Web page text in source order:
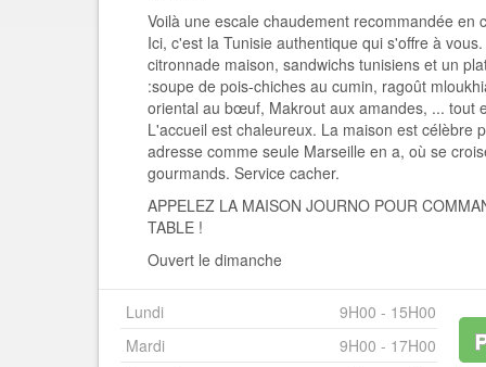
Voilà une escale chaudement recommandée en
Ici, c'est la Tunisie authentique qui s'offre à
citronnade maison, sandwichs tunisiens et un
:soupe de pois-chiches au cumin, ragoût
oriental au bœuf, Makrout aux amandes, ... tout
L'accueil est chaleureux. La maison est célèbre
adresse comme seule Marseille en a, où se
gourmands. Service cacher.
APPELEZ LA MAISON JOURNO POUR
TABLE !
Ouvert le dimanche
Lundi
9H00 - 15H00
Mardi
9H00 - 17H00